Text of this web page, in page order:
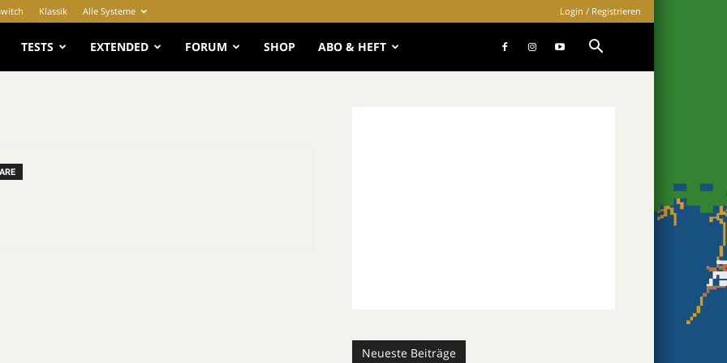
Klassik Alle Systeme Login / Registrieren
TESTS EXTENDED FORUM SHOP ABO & HEFT
Neueste Beiträge